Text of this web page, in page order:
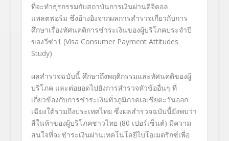
ที่จะทำธุรกรรมกับสถาบันการเงินผ่านดิจิตอล
แพลตฟอร์ม ซึ่งอ้างอิงจากผลการสำรวจเกี่ยวกับการ
ศึกษาเรื่องทัศนคติการชำระเงินของผู้บริโภคประจำปี
ของวีซ่า1 (Visa Consumer Payment Attitudes
Study)
ผลสำรวจฉบับนี้ ศึกษาถึงพฤติกรรมและทัศนคติของผู้
บริโภค และต่อยอดไปยังการสำรวจหัวข้ออื่นๆ ที่
เกี่ยวข้องกับการชำระเงินทั่วภูมิภาคเอเชียตะวันออก
เฉียงใต้รวมถึงประเทศไทย ซึ่งผลสำรวจฉบับนี้ยังพบว่า
สี่ในห้าของผู้บริโภคชาวไทย (80 เปอร์เซ็นต์) มีความ
สนใจที่จะชำระเงินผ่านเทคโนโลยีไบโอเมตริกซ์เพื่อ